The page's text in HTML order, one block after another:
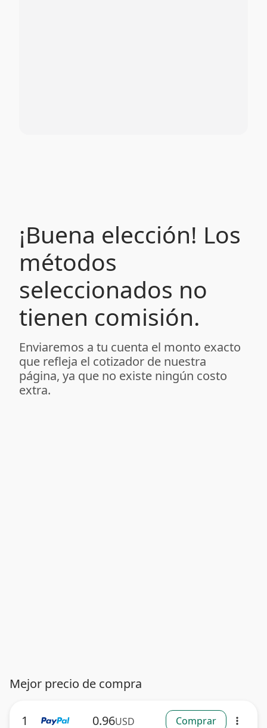
¡Buena elección! Los
métodos
seleccionados no
tienen comisión.
Enviaremos a tu cuenta el monto exacto
que refleja el cotizador de nuestra
página, ya que no existe ningún costo
extra.
Mejor precio de compra
1 0.96USD Comprar more_vert